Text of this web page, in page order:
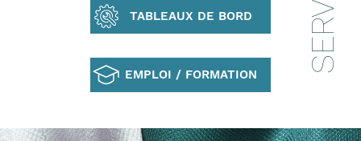
TABLEAUX DE BORD
EMPLOI / FORMATION